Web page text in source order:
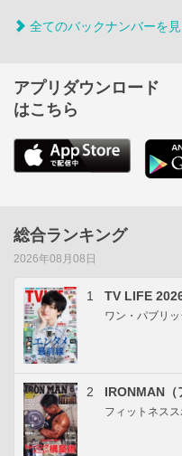
全てのバックナンバーを
アプリダウンロード
はこちら
総合ランキング
2026年08月08日
1 TV LIFE
ワン・パブリ
2 IRONMAN（
フィットネス